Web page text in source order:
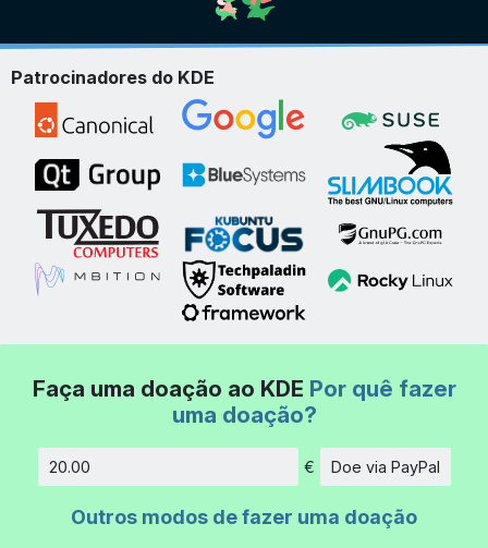
Patrocinadores do KDE
Faça uma doação ao KDE Por quê fazer
uma doação?
Quantidade
€ Doe via PayPal
Outros modos de fazer uma doação